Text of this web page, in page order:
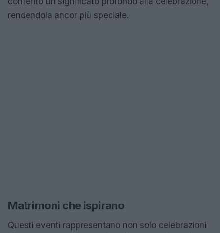
rendendola ancor più speciale.
Matrimoni che ispirano
Questi eventi rappresentano non solo celebrazioni